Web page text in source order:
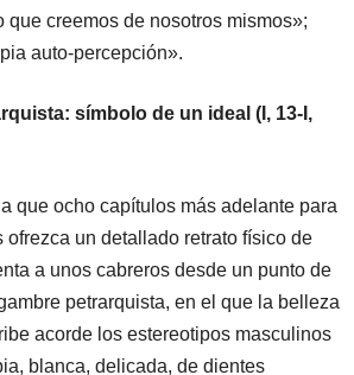
que creemos de nosotros mismos»;
auto-percepción».
símbolo de un ideal (I, 13-I,
que ocho capítulos más adelante para
ofrezca un detallado retrato físico de
a unos cabreros desde un punto de
petrarquista, en el que la belleza
acorde los estereotipos masculinos
blanca, delicada, de dientes